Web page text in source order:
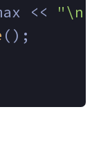
<<
"\n"
();